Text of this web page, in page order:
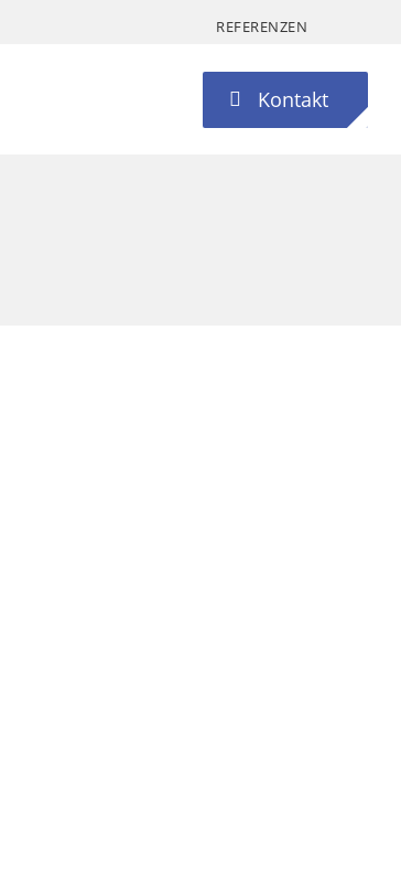
REFERENZEN
Kontakt